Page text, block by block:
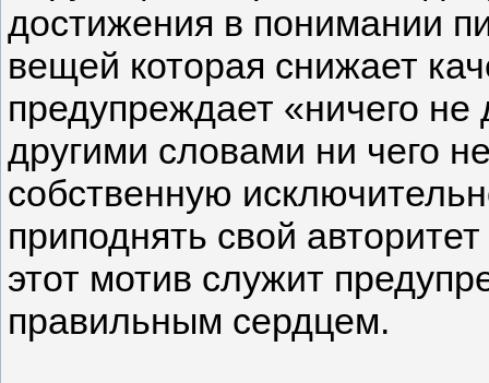
достижения в понимании
вещей которая снижает
предупреждает «ничего
другими словами ни чего
собственную
приподнять свой
этот мотив служит
правильным сердцем.